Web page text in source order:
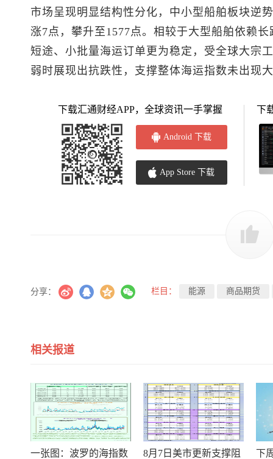
市场呈现明显结构性分化，中小型船舶板块逆
涨7点，攀升至1577点。相较于大型船舶依赖
短途、小批量海运订单更为稳定，受全球大宗
弱时展现出抗跌性，支撑整体海运指数未出现
下载汇通财经APP，全球资讯一手掌握
Android 下载
App Store 下载
下
分享： 栏目： 能源 商品期货
相关报道
一张图：波罗的海指数 8月7日美市更新支撑阻 下